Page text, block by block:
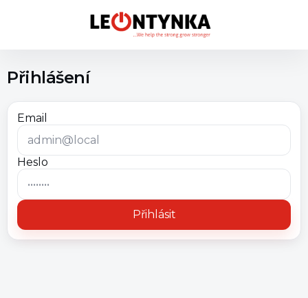
Přihlášení
Email
Heslo
Přihlásit